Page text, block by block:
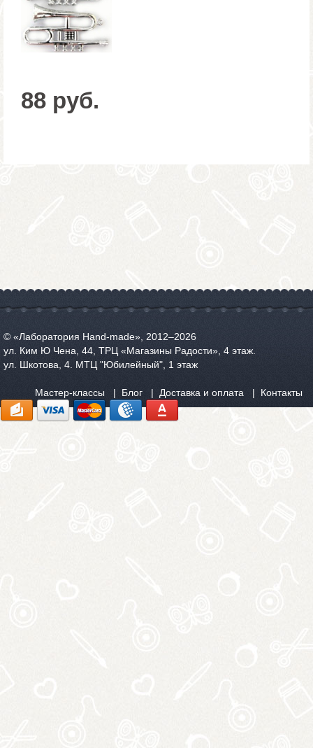
88 руб.
© «Лаборатория Hand-made», 2012‒2026
ул. Ким Ю Чена, 44, ТРЦ «Магазины Радости», 4 этаж.
ул. Шкотова, 4. МТЦ "Юбилейный", 1 этаж
Мастер-классы Блог Доставка и оплата Контакты